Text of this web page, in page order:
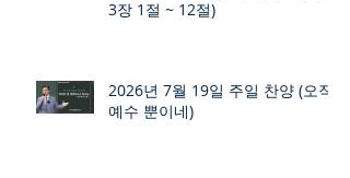
3장 1절 ~ 12절)
2026년 7월 19일 주일 찬양 (오직
예수 뿐이네)